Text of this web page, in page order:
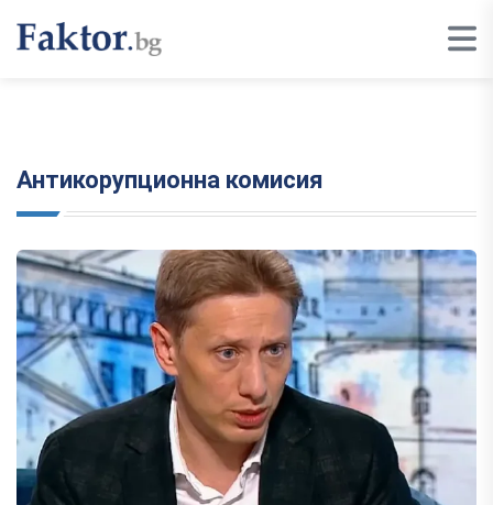
Антикорупционна комисия